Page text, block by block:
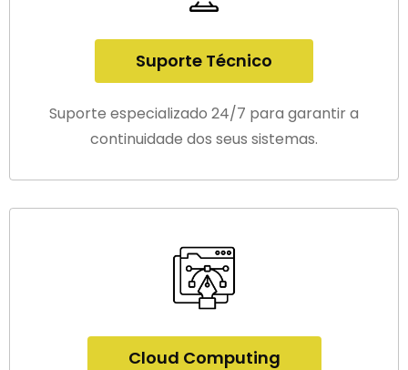
Suporte Técnico
Suporte especializado 24/7 para garantir a
continuidade dos seus sistemas.
Cloud Computing